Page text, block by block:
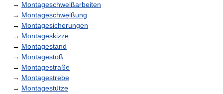
→ Montageschweißarbeiten
→ Montageschweißung
→ Montagesicherungen
→ Montageskizze
→ Montagestand
→ Montagestoß
→ Montagestraße
→ Montagestrebe
→ Montagestütze